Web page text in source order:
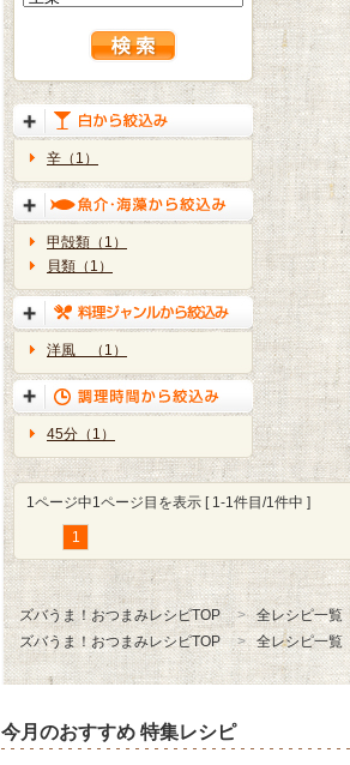
辛（1）
甲殻類（1）
貝類（1）
洋風 （1）
45分（1）
1ページ中1ページ目を表示 [ 1-1件目/1件中 ]
1
ズバうま！おつまみレシピTOP 全レシピ一覧
ズバうま！おつまみレシピTOP
全レシピ一覧
今月のおすすめ 特集レシピ